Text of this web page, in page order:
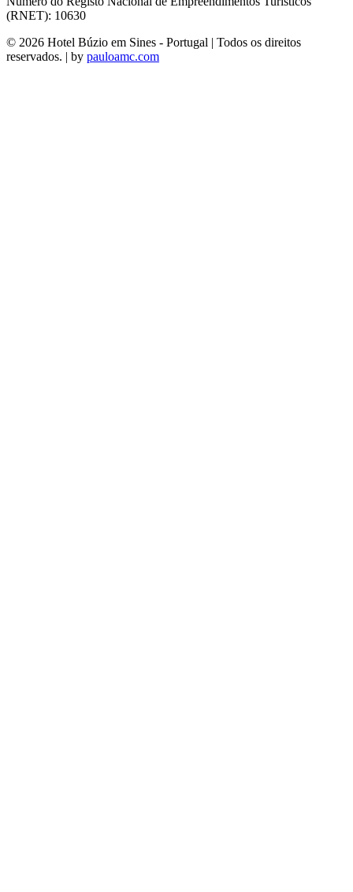
(RNET): 10630
© 2026 Hotel Búzio em Sines - Portugal | Todos os direitos
reservados. | by pauloamc.com